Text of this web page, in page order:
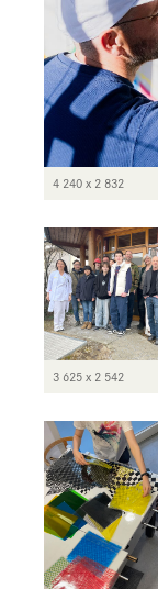
4 240 x 2 832
3 625 x 2 542